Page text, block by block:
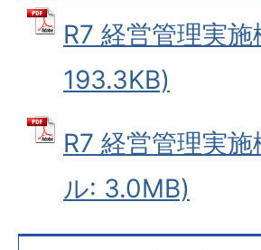
R7 経営管理実
193.3KB)
R7 経営管理実
ル: 3.0MB)